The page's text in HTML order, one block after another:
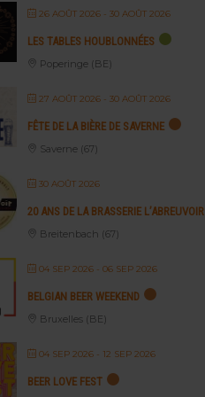
26 AOÛT 2026 - 30 AOÛT 2026
LES TABLES HOUBLONNÉES
Poperinge (BE)
27 AOÛT 2026 - 30 AOÛT 2026
FÊTE DE LA BIÈRE DE SAVERNE
Saverne (67)
30 AOÛT 2026
20 ANS DE LA BRASSERIE L’ABREUVOIR
Breitenbach (67)
04 SEP 2026 - 06 SEP 2026
BELGIAN BEER WEEKEND
Bruxelles (BE)
04 SEP 2026 - 12 SEP 2026
BEER LOVE FEST